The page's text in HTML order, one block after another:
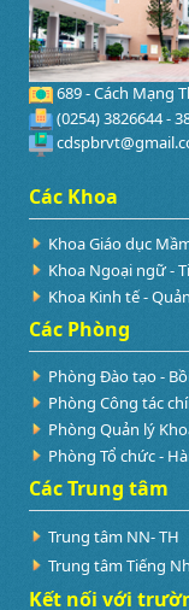
689 - Cách Mạng
(0254) 3826644 -
Các Khoa
Khoa Giáo dục
Khoa Ngoại ngữ -
Khoa Kinh tế -
Các Phòng
Phòng Đào tạo -
Phòng Công tác
Phòng Quản lý
Phòng Tổ chức -
Các Trung tâm
Trung tâm NN- TH
Trung tâm Tiếng
Kết nối với